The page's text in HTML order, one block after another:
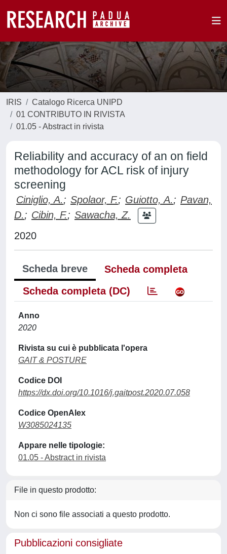
IRIS
Catalogo Ricerca UNIPD
01 CONTRIBUTO IN RIVISTA
01.05 - Abstract in rivista
Reliability and accuracy of an on field
methodology for ACL risk of injury
screening
Ciniglio, A.; Spolaor, F.; Guiotto, A.; Pavan,
D.; Cibin, F.; Sawacha, Z.
2020
Scheda breve
Scheda completa
Scheda completa (DC)
Anno
2020
Rivista su cui è pubblicata l'opera
GAIT & POSTURE
Codice DOI
https://dx.doi.org/10.1016/j.gaitpost.2020.07.058
Codice OpenAlex
W3085024135
Appare nelle tipologie:
01.05 - Abstract in rivista
File in questo prodotto:
Non ci sono file associati a questo prodotto.
Pubblicazioni consigliate